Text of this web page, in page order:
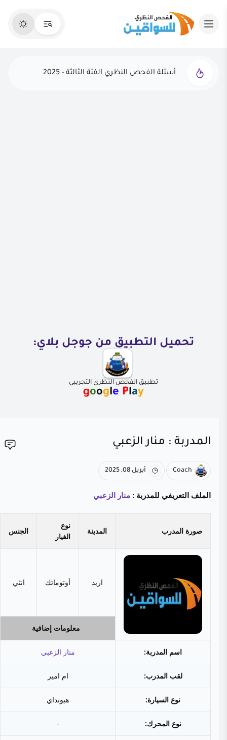
أسئلة الفحص النظري الفئة الثالثة - 2025
تحميل التطبيق من جوجل بلاي:
تطبيق الفحص النظري التجريبي
google Play
المدربة : منار الزعبي
Coach أبريل 08, 2025
الملف التعريفي للمدربة : منار الزعبي
صورة المدرب المدينة
نوع
الغيار
الجنس
اربد أوتوماتك انثي
معلومات إضافية
اسم المدربة: منار الزعبي
لقب المدرب: ام امير
نوع السيارة: هيونداي
نوع المحرك: -